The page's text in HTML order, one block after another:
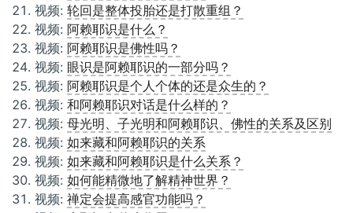
视频: 轮回是整体投胎还是打散重组？
视频: 阿赖耶识是什么？
视频: 阿赖耶识是佛性吗？
视频: 眼识是阿赖耶识的一部分吗？
视频: 阿赖耶识是个人个体的还是众生的？
视频: 和阿赖耶识对话是什么样的？
视频: 母光明、子光明和阿赖耶识、佛性的关系及区别
视频: 如来藏和阿赖耶识的关系
视频: 如来藏和阿赖耶识是什么关系？
视频: 如何能精微地了解精神世界？
视频: 禅定会提高感官功能吗？